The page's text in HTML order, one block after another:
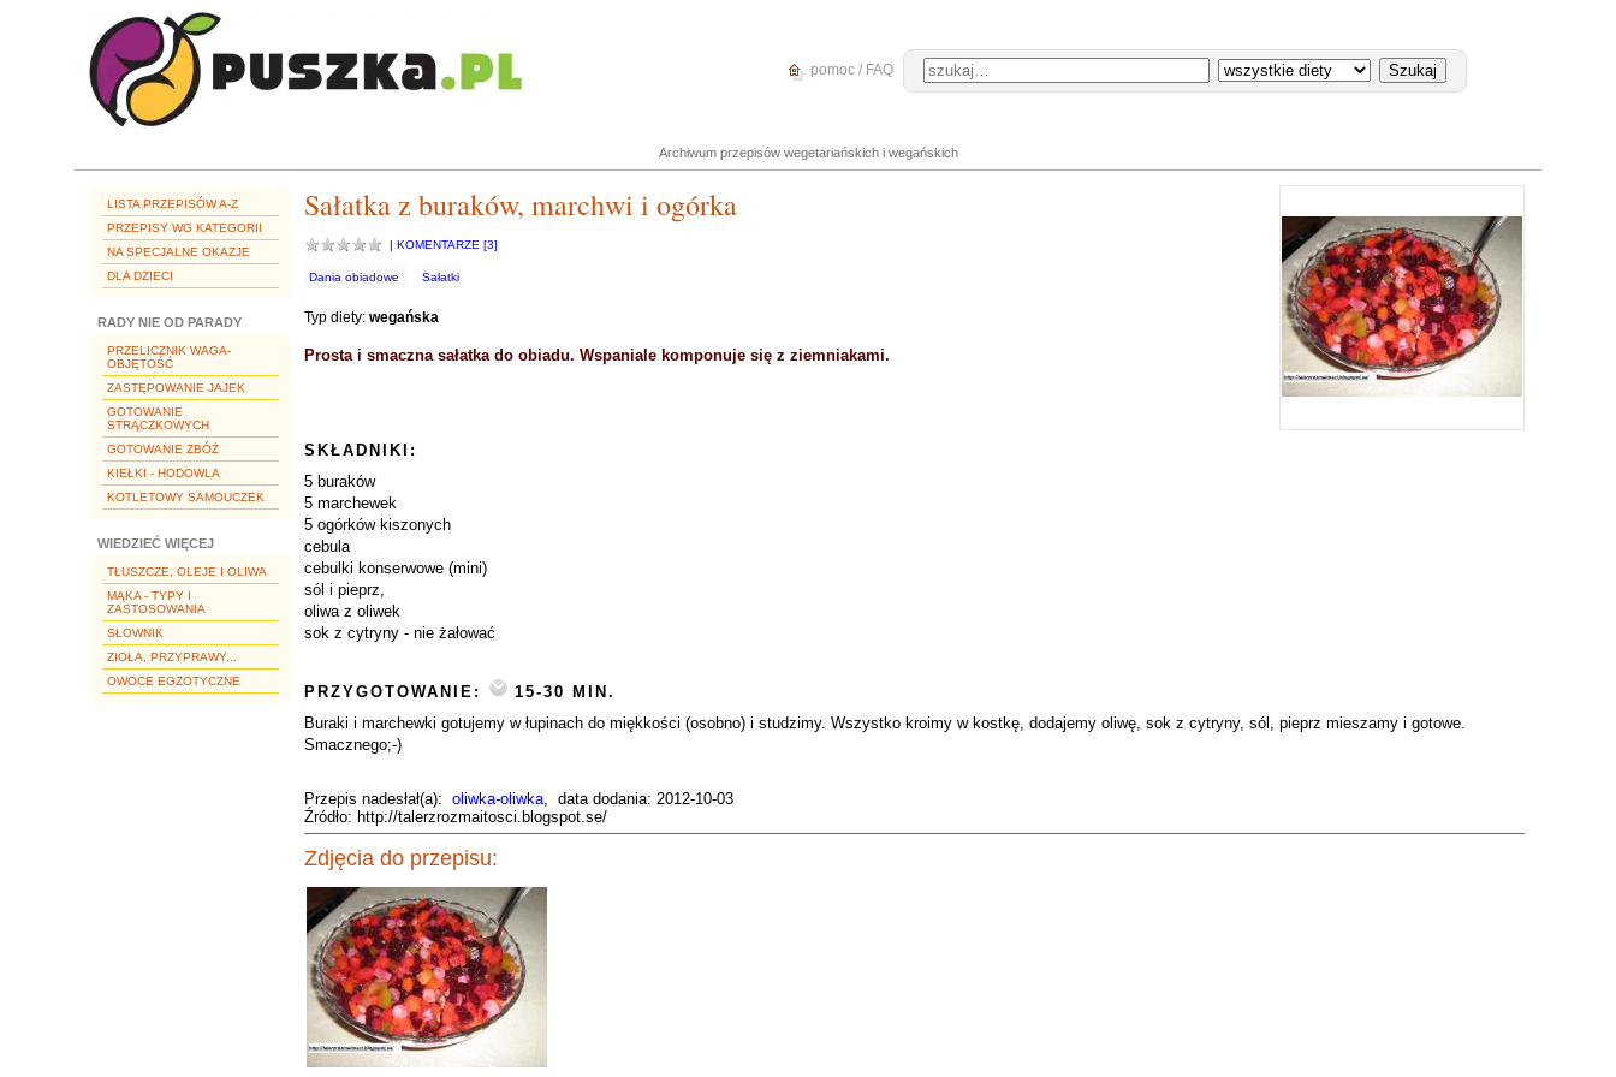
pomoc / FAQ
Archiwum przepisów wegetariańskich i wegańskich
LISTA PRZEPISÓW A-Z
PRZEPISY WG KATEGORII
NA SPECJALNE OKAZJE
DLA DZIECI
RADY NIE OD PARADY
PRZELICZNIK WAGA-
OBJĘTOŚĆ
ZASTĘPOWANIE JAJEK
GOTOWANIE
STRĄCZKOWYCH
GOTOWANIE ZBÓŻ
KIEŁKI - HODOWLA
KOTLETOWY SAMOUCZEK
WIEDZIEĆ WIĘCEJ
TŁUSZCZE, OLEJE I OLIWA
MĄKA - TYPY I
ZASTOSOWANIA
SŁOWNIK
ZIOŁA, PRZYPRAWY...
OWOCE EGZOTYCZNE
Sałatka z buraków, marchwi i ogórka
| KOMENTARZE [3]
Dania obiadowe Sałatki
Typ diety: wegańska
Prosta i smaczna sałatka do obiadu. Wspaniale komponuje się z ziemniakami.
SKŁADNIKI:
5 buraków
5 marchewek
5 ogórków kiszonych
cebula
cebulki konserwowe (mini)
sól i pieprz,
oliwa z oliwek
sok z cytryny - nie żałować
PRZYGOTOWANIE:
15-30 MIN.
Buraki i marchewki gotujemy w łupinach do miękkości (osobno) i studzimy. Wszystko kroimy w kostkę, dodajemy oliwę, sok z cytryny, sól, pieprz mieszamy i gotowe.
Smacznego;-)
Przepis nadesłał(a): oliwka-oliwka, data dodania: 2012-10-03
Źródło: http://talerzrozmaitosci.blogspot.se/
Zdjęcia do przepisu: